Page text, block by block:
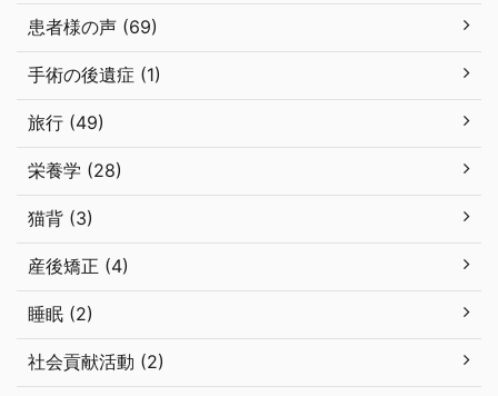
患者様の声 (69)
手術の後遺症 (1)
旅行 (49)
栄養学 (28)
猫背 (3)
産後矯正 (4)
睡眠 (2)
社会貢献活動 (2)